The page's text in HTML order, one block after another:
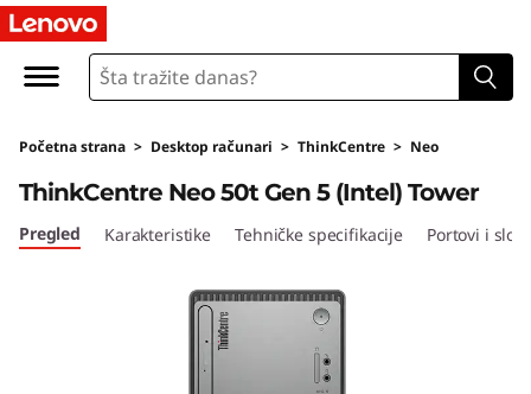
L
n
o
v
Početna strana > Desktop računari > ThinkCentre > Neo
ThinkCentre Neo 50t Gen 5 (Intel) Tower
Pregled Karakteristike Tehničke specifikacije Portovi i